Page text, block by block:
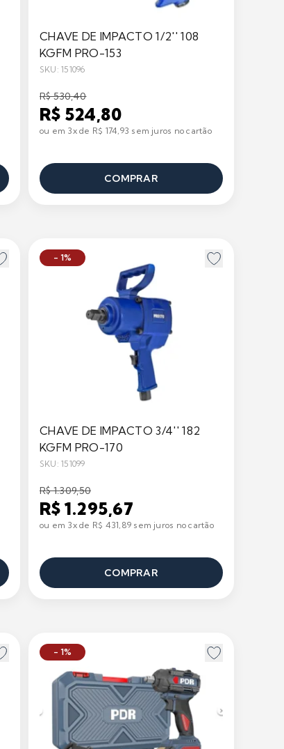
CHAVE DE IMPACTO 1/2'' 108
KGFM PRO-153
SKU: 151096
R$ 530,40
R$ 524,80
ou em 3x de R$ 174,93 sem juros no cartão
COMPRAR
- 1%
CHAVE DE IMPACTO 3/4'' 182
KGFM PRO-170
SKU: 151099
R$ 1.309,50
R$ 1.295,67
ou em 3x de R$ 431,89 sem juros no cartão
COMPRAR
- 1%